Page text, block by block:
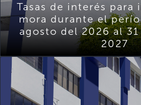
Tasas de interés para
mora durante el
agosto del 2026 al
2027